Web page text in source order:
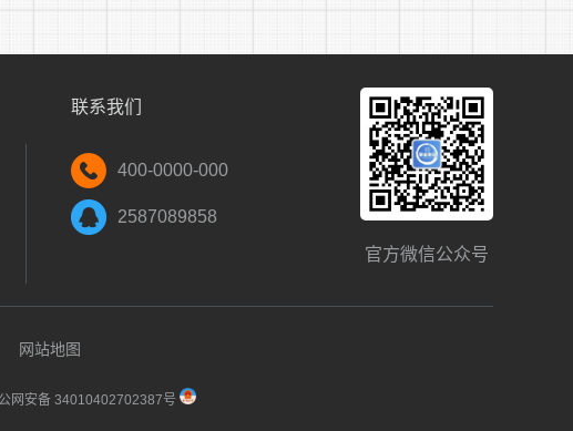
工作;
工作。
务员主管部门组织本辖区内公务员的录用。
务员主管部门的规定，负责本辖区内公务员录用的有
联系我们
400-0000-000
2587089858
官方微信公众号
网站地图
网安备 34010402702387号